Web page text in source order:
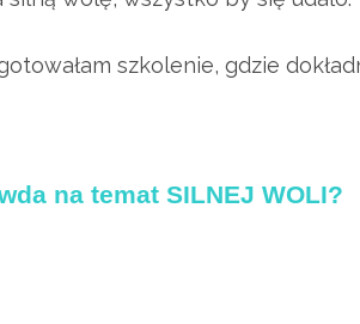
szkolenie, gdzie
na temat SILNEJ WOLI?